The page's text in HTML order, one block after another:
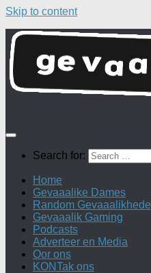
Skip to content
Search for:
Home
Gevaaalike Dames
Random Gevaaalikhede
Gevaaalik Gaming
Podcasts
Adverteer en Media
Oor ons
KONTak ons